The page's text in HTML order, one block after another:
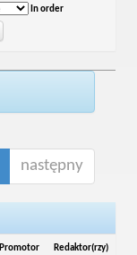
In order
następny
Promotor Redaktor(rzy)